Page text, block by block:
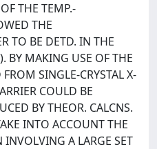
THE TEMP.-
THE
TO BE DETD. IN THE
BY MAKING USE OF THE
SINGLE-CRYSTAL X-
COULD BE
BY THEOR. CALCNS.
INTO ACCOUNT THE
A LARGE SET